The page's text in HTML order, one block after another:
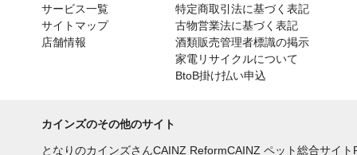
サービス一覧
サイトマップ
店舗情報
特定商取引法に基づく表記
古物営業法に基づく表記
酒類販売管理者標識の掲示
家電リサイクルについて
BtoB掛け払い申込
カインズのその他のサイト
となりのカインズさんCAINZ ReformCAINZ ペット総合サイト